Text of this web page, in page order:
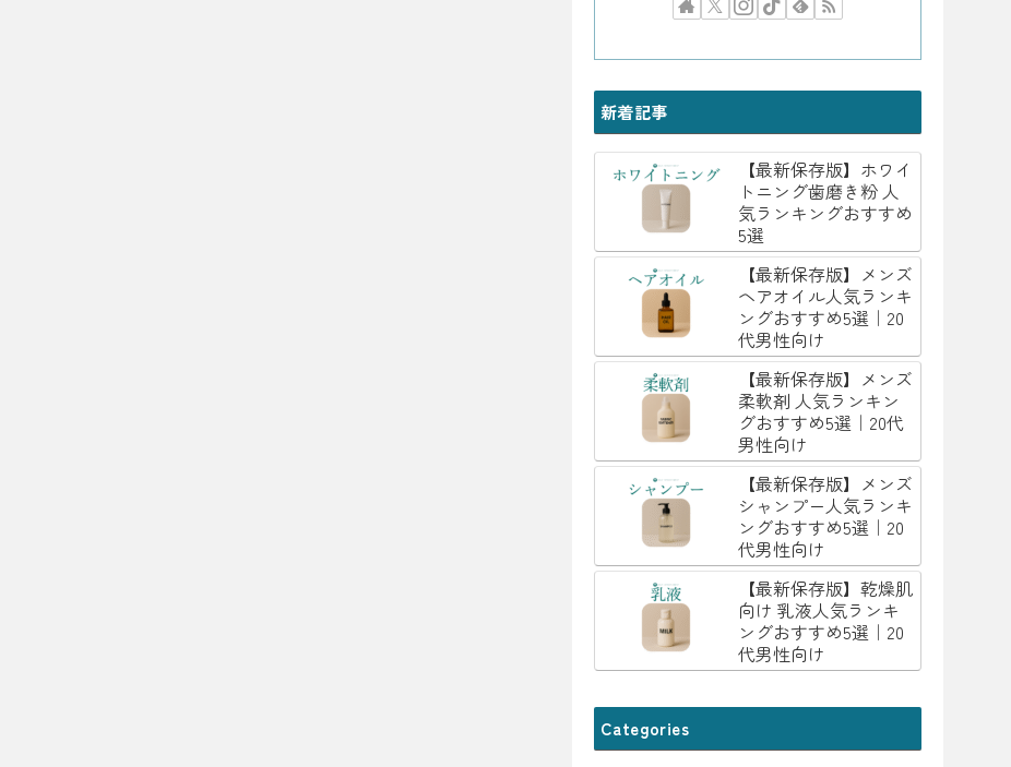
新着記事
【最新保存版】ホワイ
トニング歯磨き粉 人
気ランキングおすすめ
5選
【最新保存版】メンズ
ヘアオイル人気ランキ
ングおすすめ5選｜20
代男性向け
【最新保存版】メンズ
柔軟剤 人気ランキン
グおすすめ5選｜20代
男性向け
【最新保存版】メンズ
シャンプー人気ランキ
ングおすすめ5選｜20
代男性向け
【最新保存版】乾燥肌
向け 乳液人気ランキ
ングおすすめ5選｜20
代男性向け
Categories